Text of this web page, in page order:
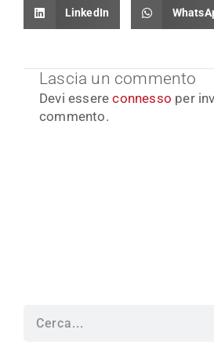
LinkedIn
Lascia un commento
Devi essereconnesso per
commento.